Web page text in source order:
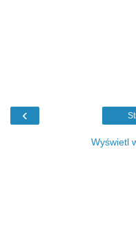
‹
Wyświetl